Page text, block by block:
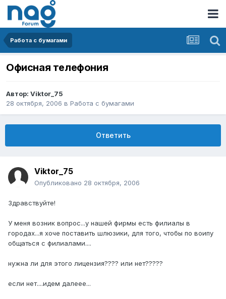
Работа с бумагами
Офисная телефония
Автор: Viktor_75
28 октября, 2006 в Работа с бумагами
Ответить
Viktor_75
Опубликовано 28 октября, 2006
Здравствуйте!
У меня возник вопрос...у нашей фирмы есть филиалы в
городах...я хоче поставить шлюзики, для того, чтобы по воипу
общаться с филиалами....
нужна ли для этого лицензия???? или нет?????
если нет....идем далеее...